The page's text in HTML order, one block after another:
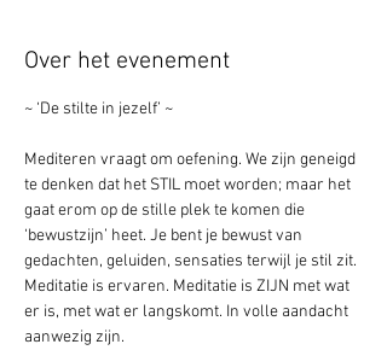
Over het evenement
~ ‘De stilte in jezelf’ ~
Mediteren vraagt om oefening. We zijn geneigd
te denken dat het STIL moet worden; maar het
gaat erom op de stille plek te komen die
‘bewustzijn’ heet. Je bent je bewust van
gedachten, geluiden, sensaties terwijl je stil zit.
Meditatie is ervaren. Meditatie is ZIJN met wat
er is, met wat er langskomt. In volle aandacht
aanwezig zijn.